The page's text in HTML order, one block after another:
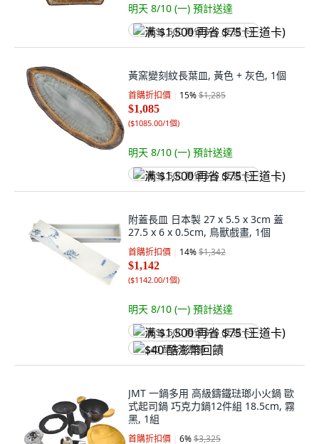
明天 8/10 (一) 預計送達
满 $1,500 再省 $75 (王道卡)
黃窯變刻紋長葉皿, 黃色 + 灰色, 1個
首購折扣價 15%$1,285
$1,085
($1085.00/1個)
明天 8/10 (一) 預計送達
满 $1,500 再省 $75 (王道卡)
附蓋長皿 日本製 27 x 5.5 x 3cm 蓋
27.5 x 6 x 0.5cm, 鳥獸戲畫, 1個
首購折扣價 14%$1,342
$1,142
($1142.00/1個)
明天 8/10 (一) 預計送達
满 $1,500 再省 $75 (王道卡)
$40 酷澎幣回饋
JMT 一鍋多用 高級鑄鐵琺瑯小火鍋 歐
式起司鍋 巧克力鍋12件組 18.5cm, 霧
黑, 1組
首購折扣價 6%$3,325